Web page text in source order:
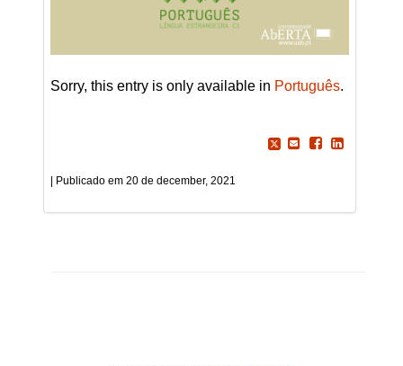
Sorry, this entry is only available in Português.
20 de december, 2021